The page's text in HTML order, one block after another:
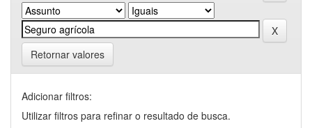
Retornar valores
Adicionar filtros:
Utilizar filtros para refinar o resultado de busca.